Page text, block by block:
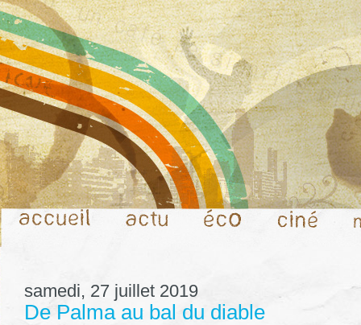
samedi, 27 juillet 2019
De Palma au bal du diable